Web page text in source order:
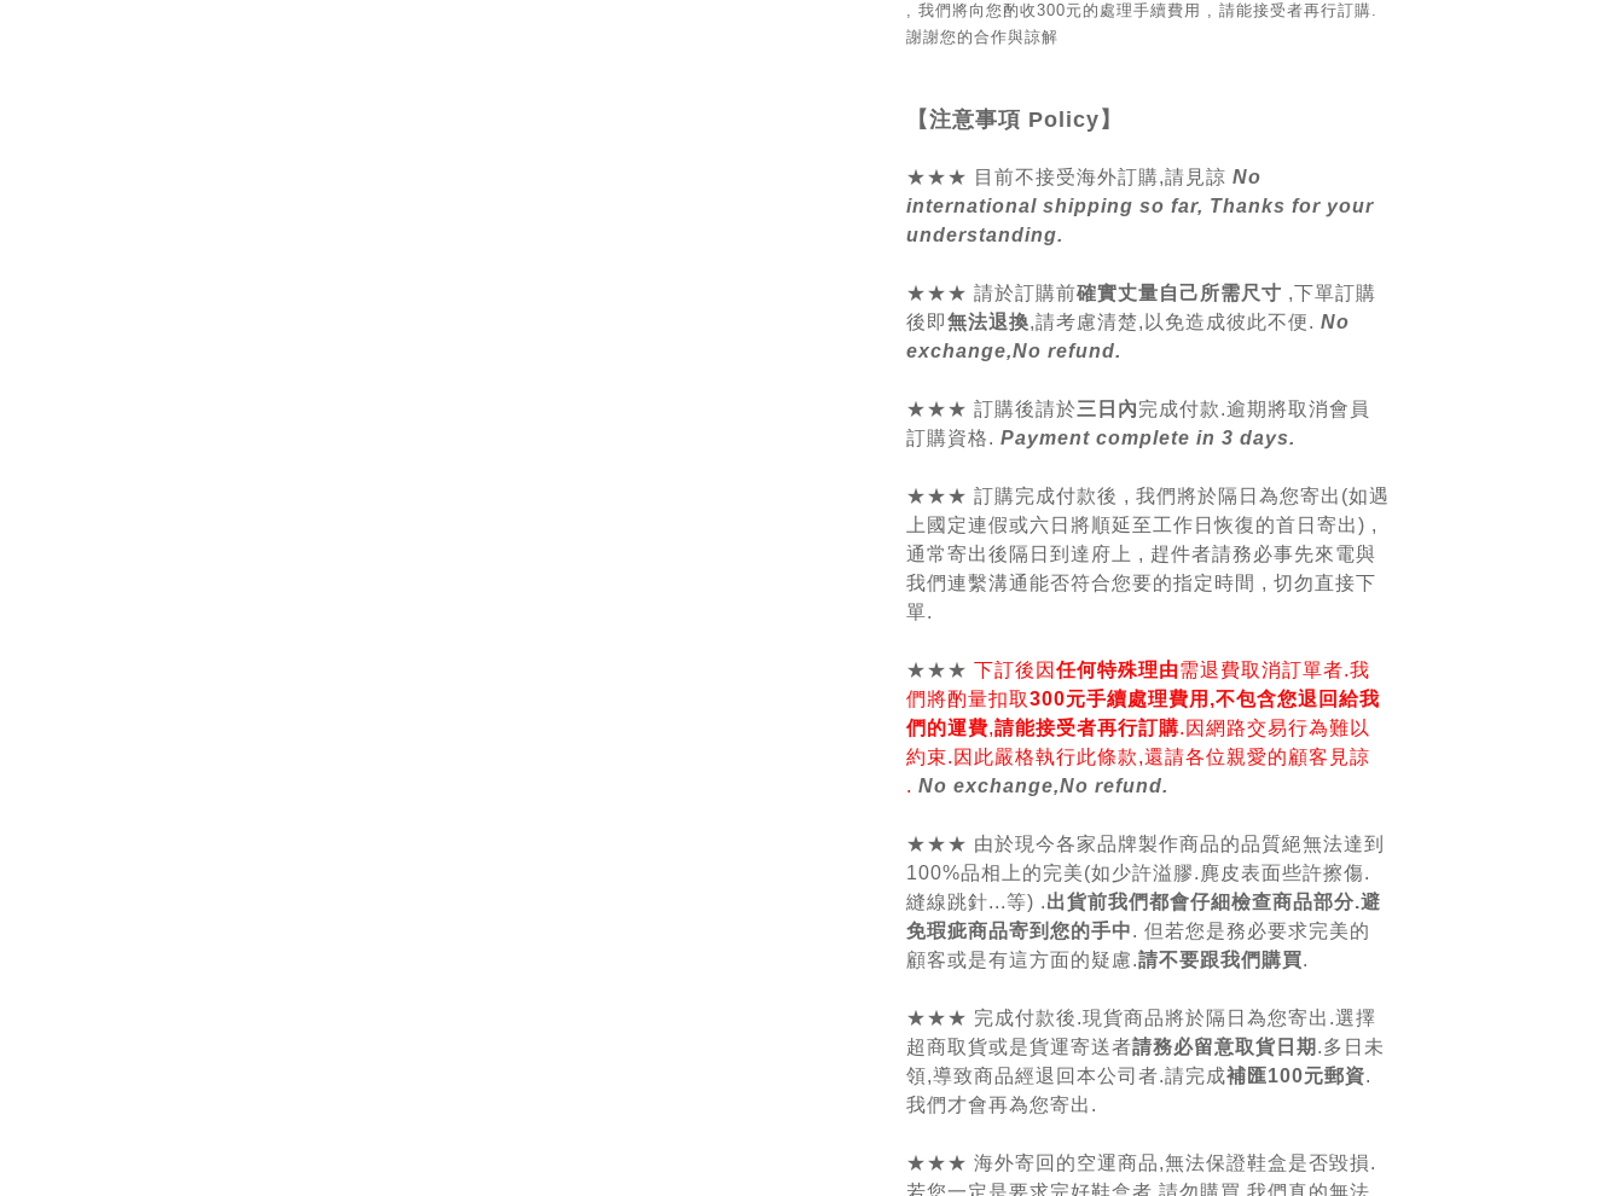
, 我們將向您酌收300元的處理手續費用 , 請能接受者再行訂購.
謝謝您的合作與諒解
【注意事項 Policy 】
★★★ 目前不接受海外訂購,請見諒 No
international shipping so far, Thanks for your
understanding.
★★★ 請於訂購前確實丈量自己所需尺寸 ,下單訂購
後即無法退換,請考慮清楚,以免造成彼此不便. No
exchange,No refund.
★★★ 訂購後請於三日內完成付款.逾期將取消會員
訂購資格. Payment complete in 3 days.
★★★ 訂購完成付款後 , 我們將於隔日為您寄出(如遇
上國定連假或六日將順延至工作日恢復的首日寄出) ,
通常寄出後隔日到達府上 , 趕件者請務必事先來電與
我們連繫溝通能否符合您要的指定時間 , 切勿直接下
單.
★★★ 下訂後因 任何特殊理由需退費取消訂單者.我
們將酌量扣取300元手續處理費用,不包含您退回給我
們的運費,請能接受者再行訂購.因網路交易行為難以
約束.因此嚴格執行此條款,還請各位親愛的顧客見諒
. No exchange,No refund.
★★★ 由於現今各家品牌製作商品的品質絕無法達到
100%品相上的完美(如少許溢膠.麂皮表面些許擦傷.
縫線跳針...等) .出貨前我們都會仔細檢查商品部分.避
免瑕疵商品寄到您的手中. 但若您是務必要求完美的
顧客或是有這方面的疑慮.請不要跟我們購買.
★★★ 完成付款後.現貨商品將於隔日為您寄出.選擇
超商取貨或是貨運寄送者請務必留意取貨日期 .多日未
領,導致商品經退回本公司者.請完成補匯100元郵資.
我們才會再為您寄出.
★★★ 海外寄回的空運商品,無法保證鞋盒是否毀損.
若您一定是要求完好鞋盒者,請勿購買.我們真的無法